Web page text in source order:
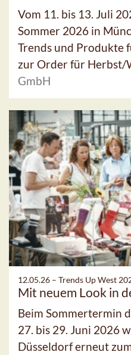
Vom 11. bis 13. Juli
Sommer 2026 in
Trends und Produkte
zur Order für Herbst/
GmbH
12.05.26 – Trends Up West
Mit neuem Look in
Beim Sommertermin
27. bis 29. Juni 2026
Düsseldorf erneut